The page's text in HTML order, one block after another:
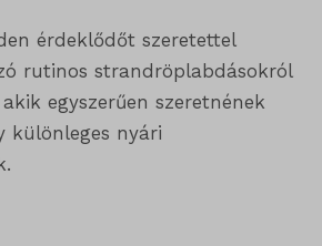
érdeklődőt szeretettel
rutinos strandröplabdásokról
egyszerűen szeretnének
különleges nyári